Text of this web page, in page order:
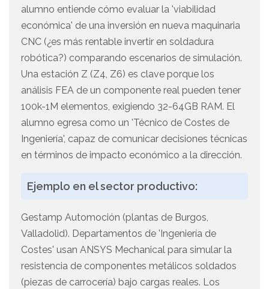
alumno entiende cómo evaluar la 'viabilidad
económica' de una inversión en nueva maquinaria
CNC (¿es más rentable invertir en soldadura
robótica?) comparando escenarios de simulación.
Una estación Z (Z4, Z6) es clave porque los
análisis FEA de un componente real pueden tener
100k-1M elementos, exigiendo 32-64GB RAM. El
alumno egresa como un 'Técnico de Costes de
Ingeniería', capaz de comunicar decisiones técnicas
en términos de impacto económico a la dirección.
Ejemplo en el sector productivo:
Gestamp Automoción (plantas de Burgos,
Valladolid). Departamentos de 'Ingeniería de
Costes' usan ANSYS Mechanical para simular la
resistencia de componentes metálicos soldados
(piezas de carrocería) bajo cargas reales. Los